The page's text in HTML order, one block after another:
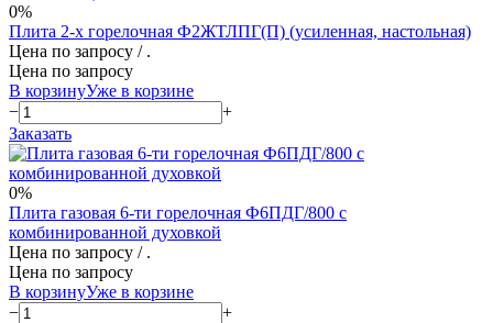
0%
Плита 2-х горелочная Ф2ЖТЛПГ(П) (усиленная, настольная)
Цена по запросу / .
Цена по запросу
В корзинуУже в корзине
−
+
Заказать
0%
Плита газовая 6-ти горелочная Ф6ПДГ/800 с
комбинированной духовкой
Цена по запросу / .
Цена по запросу
В корзинуУже в корзине
−
+